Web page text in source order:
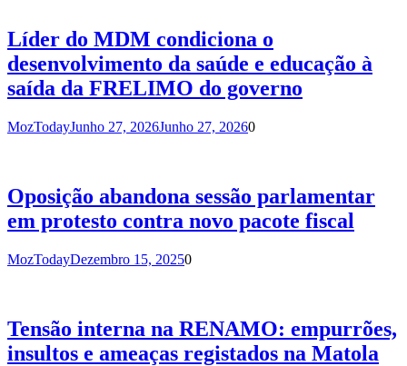
Líder do MDM condiciona o
desenvolvimento da saúde e educação à
saída da FRELIMO do governo
MozTodayJunho 27, 2026Junho 27, 20260
Oposição abandona sessão parlamentar
em protesto contra novo pacote fiscal
MozTodayDezembro 15, 20250
Tensão interna na RENAMO: empurrões,
insultos e ameaças registados na Matola